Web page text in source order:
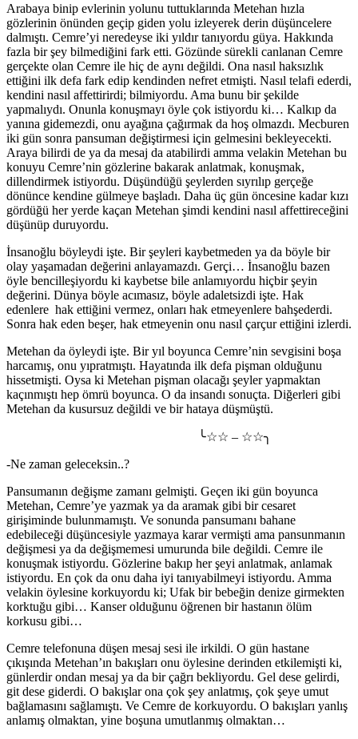
Arabaya binip evlerinin yolunu tuttuklarında Metehan hızla
gözlerinin önünden geçip giden yolu izleyerek derin düşüncelere
dalmıştı. Cemre’yi neredeyse iki yıldır tanıyordu güya. Hakkında
fazla bir şey bilmediğini fark etti. Gözünde sürekli canlanan Cemre
gerçekte olan Cemre ile hiç de aynı değildi. Ona nasıl haksızlık
ettiğini ilk defa fark edip kendinden nefret etmişti. Nasıl telafi ederdi,
kendini nasıl affettirirdi; bilmiyordu. Ama bunu bir şekilde
yapmalıydı. Onunla konuşmayı öyle çok istiyordu ki… Kalkıp da
yanına gidemezdi, onu ayağına çağırmak da hoş olmazdı. Mecburen
iki gün sonra pansuman değiştirmesi için gelmesini bekleyecekti.
Araya bilirdi de ya da mesaj da atabilirdi amma velakin Metehan bu
konuyu Cemre’nin gözlerine bakarak anlatmak, konuşmak,
dillendirmek istiyordu. Düşündüğü şeylerden sıyrılıp gerçeğe
dönünce kendine gülmeye başladı. Daha üç gün öncesine kadar kızı
gördüğü her yerde kaçan Metehan şimdi kendini nasıl affettireceğini
düşünüp duruyordu.
İnsanoğlu böyleydi işte. Bir şeyleri kaybetmeden ya da böyle bir
olay yaşamadan değerini anlayamazdı. Gerçi… İnsanoğlu bazen
öyle bencilleşiyordu ki kaybetse bile anlamıyordu hiçbir şeyin
değerini. Dünya böyle acımasız, böyle adaletsizdi işte. Hak
edenlere hak ettiğini vermez, onları hak etmeyenlere bahşederdi.
Sonra hak eden beşer, hak etmeyenin onu nasıl çarçur ettiğini izlerdi.
Metehan da öyleydi işte. Bir yıl boyunca Cemre’nin sevgisini boşa
harcamış, onu yıpratmıştı. Hayatında ilk defa pişman olduğunu
hissetmişti. Oysa ki Metehan pişman olacağı şeyler yapmaktan
kaçınmıştı hep ömrü boyunca. O da insandı sonuçta. Diğerleri gibi
Metehan da kusursuz değildi ve bir hataya düşmüştü.
╰☆☆ – ☆☆╮
-Ne zaman geleceksin..?
Pansumanın değişme zamanı gelmişti. Geçen iki gün boyunca
Metehan, Cemre’ye yazmak ya da aramak gibi bir cesaret
girişiminde bulunmamıştı. Ve sonunda pansumanı bahane
edebileceği düşüncesiyle yazmaya karar vermişti ama pansunmanın
değişmesi ya da değişmemesi umurunda bile değildi. Cemre ile
konuşmak istiyordu. Gözlerine bakıp her şeyi anlatmak, anlamak
istiyordu. En çok da onu daha iyi tanıyabilmeyi istiyordu. Amma
velakin öylesine korkuyordu ki; Ufak bir bebeğin denize girmekten
korktuğu gibi… Kanser olduğunu öğrenen bir hastanın ölüm
korkusu gibi…
Cemre telefonuna düşen mesaj sesi ile irkildi. O gün hastane
çıkışında Metehan’ın bakışları onu öylesine derinden etkilemişti ki,
günlerdir ondan mesaj ya da bir çağrı bekliyordu. Gel dese gelirdi,
git dese giderdi. O bakışlar ona çok şey anlatmış, çok şeye umut
bağlamasını sağlamıştı. Ve Cemre de korkuyordu. O bakışları yanlış
anlamış olmaktan, yine boşuna umutlanmış olmaktan…